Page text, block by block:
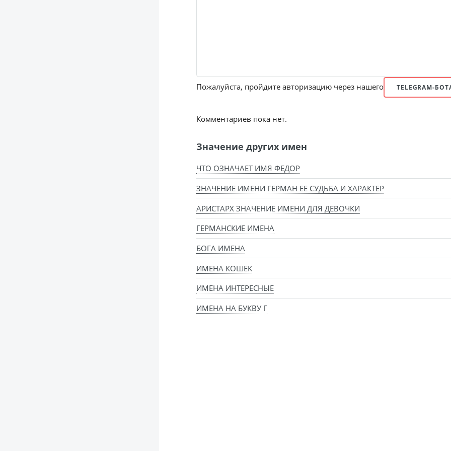
Пожалуйста, пройдите авторизацию через нашего TELEGRAM-
Комментариев пока нет.
Значение других имен
ЧТО ОЗНАЧАЕТ ИМЯ ФЕДОР
ЗНАЧЕНИЕ ИМЕНИ ГЕРМАН ЕЕ СУДЬБА И ХАРАКТЕР
АРИСТАРХ ЗНАЧЕНИЕ ИМЕНИ ДЛЯ ДЕВОЧКИ
ГЕРМАНСКИЕ ИМЕНА
БОГА ИМЕНА
ИМЕНА КОШЕК
ИМЕНА ИНТЕРЕСНЫЕ
ИМЕНА НА БУКВУ Г